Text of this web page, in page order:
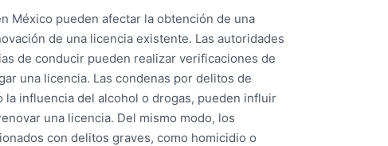
México pueden afectar la obtención de una
de una licencia existente. Las autoridades
de conducir pueden realizar verificaciones de
una licencia. Las condenas por delitos de
la influencia del alcohol o drogas, pueden influir
una licencia. Del mismo modo, los
con delitos graves, como homicidio o